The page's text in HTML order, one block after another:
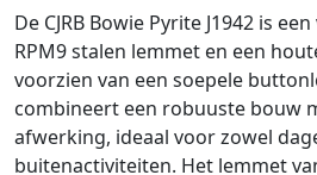
De CJRB Bowie Pyrite J1942 is
RPM9 stalen lemmet en een
voorzien van een soepele
combineert een robuuste bouw
afwerking, ideaal voor zowel
buitenactiviteiten. Het lemmet